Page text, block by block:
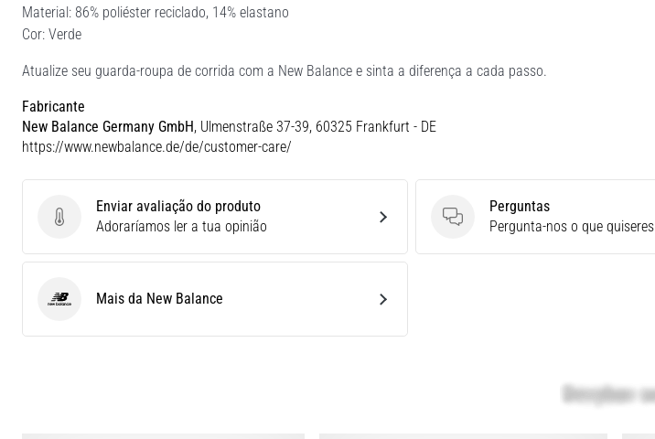
Material: 86% poliéster reciclado, 14% elastano
Cor: Verde
Atualize seu guarda-roupa de corrida com a New Balance e sinta a diferença a cada passo.
Fabricante
New Balance Germany GmbH, Ulmenstraße 37-39, 60325 Frankfurt - DE
https://www.newbalance.de/de/customer-care/
Enviar avaliação do produto
Enviar avaliação do produto
Adoraríamos ler a tua opinião
Perguntas
Perguntas
Pergunta-nos o que quiseres
New BalanceMais da New Balance